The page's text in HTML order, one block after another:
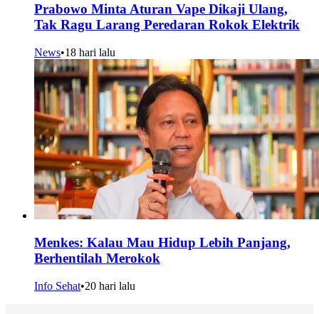
Prabowo Minta Aturan Vape Dikaji Ulang,
Tak Ragu Larang Peredaran Rokok Elektrik
News•18 hari lalu
Menkes: Kalau Mau Hidup Lebih Panjang,
Berhentilah Merokok
Info Sehat•20 hari lalu